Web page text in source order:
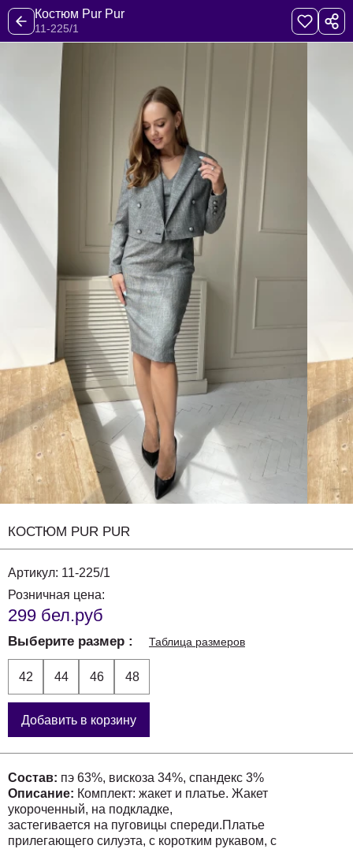
Костюм Pur Pur
11-225/1
КОСТЮМ PUR PUR
Артикул: 11-225/1
Розничная цена:
299 бел.руб
Выберите размер Таблица размеров
42 44 46 48
Добавить в корзину
Состав: пэ 63%, вискоза 34%, спандекс 3%
Описание: Комплект: жакет и платье. Жакет
укороченный, на подкладке,
застегивается на пуговицы спереди.Платье
прилегающего силуэта, с коротким рукавом, с